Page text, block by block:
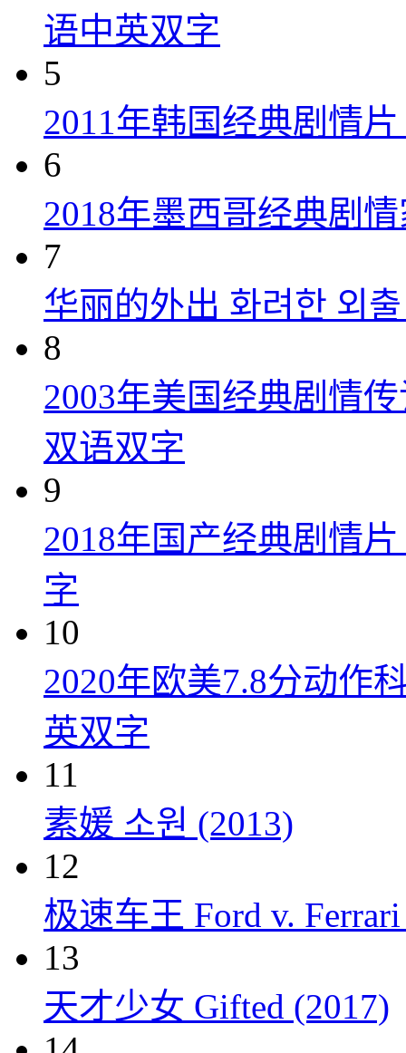
语中英双字
5
2011年韩国经典剧情
6
2018年墨西哥经典剧
7
华丽的外出 화려한 외
8
2003年美国经典剧情
双语双字
9
2018年国产经典剧情
字
10
2020年欧美7.8分动作
英双字
11
素媛 소원 (2013)
12
极速车王 Ford v.
13
天才少女 Gifted (2017)